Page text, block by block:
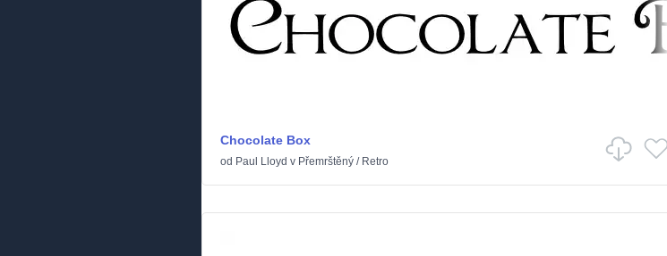
Chocolate Box
od Paul Lloyd v Přemrštěný / Retro